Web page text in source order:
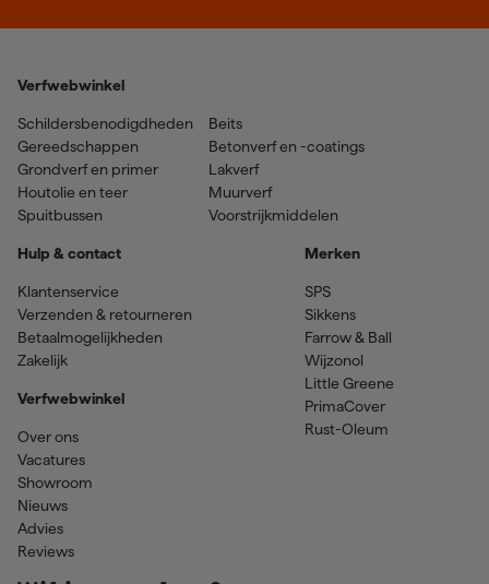
Verfwebwinkel
Schildersbenodigdheden
Gereedschappen
Grondverf en primer
Houtolie en teer
Spuitbussen
Beits
Betonverf en -coatings
Lakverf
Muurverf
Voorstrijkmiddelen
Hulp & contact
Klantenservice
Verzenden & retourneren
Betaalmogelijkheden
Zakelijk
Verfwebwinkel
Over ons
Vacatures
Showroom
Nieuws
Advies
Reviews
Merken
SPS
Sikkens
Farrow & Ball
Wijzonol
Little Greene
PrimaCover
Rust-Oleum